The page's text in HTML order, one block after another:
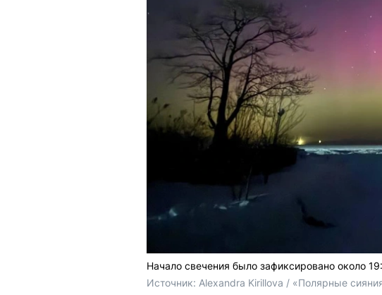
Начало свечения было зафиксировано около
Источник: Alexandra Kirillova / «Полярные